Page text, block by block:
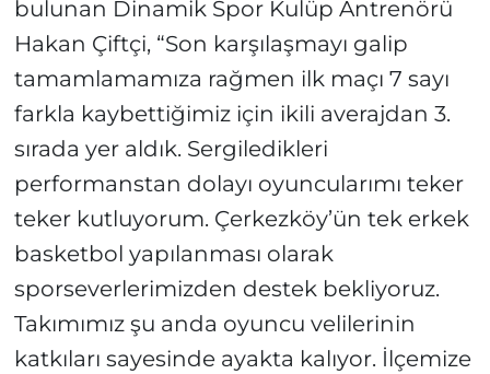
bulunan Dinamik Spor Kulüp Antrenörü
Hakan Çiftçi, “Son karşılaşmayı galip
tamamlamamıza rağmen ilk maçı 7 sayı
farkla kaybettiğimiz için ikili averajdan 3.
sırada yer aldık. Sergiledikleri
performanstan dolayı oyuncularımı teker
teker kutluyorum. Çerkezköy’ün tek erkek
basketbol yapılanması olarak
sporseverlerimizden destek bekliyoruz.
Takımımız şu anda oyuncu velilerinin
katkıları sayesinde ayakta kalıyor. İlçemize